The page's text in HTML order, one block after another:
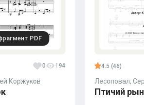
PDF
0 194
Коржуков
4.5 (46)
Лесоповал,
Птичий